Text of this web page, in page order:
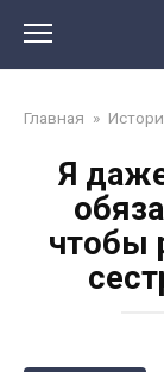
контенту
Главная »
Я
чтобы